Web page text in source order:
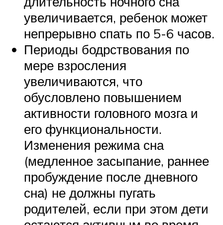
увеличивается, ребенок может
непрерывно спать по 5-6 часов.
Периоды бодрствования по
мере взросления
увеличиваются, что
обусловлено повышением
активности головного мозга и
его функциональности.
Изменения режима сна
(медленное засыпание, раннее
пробуждение после дневного
сна) не должны пугать
родителей, если при этом дети